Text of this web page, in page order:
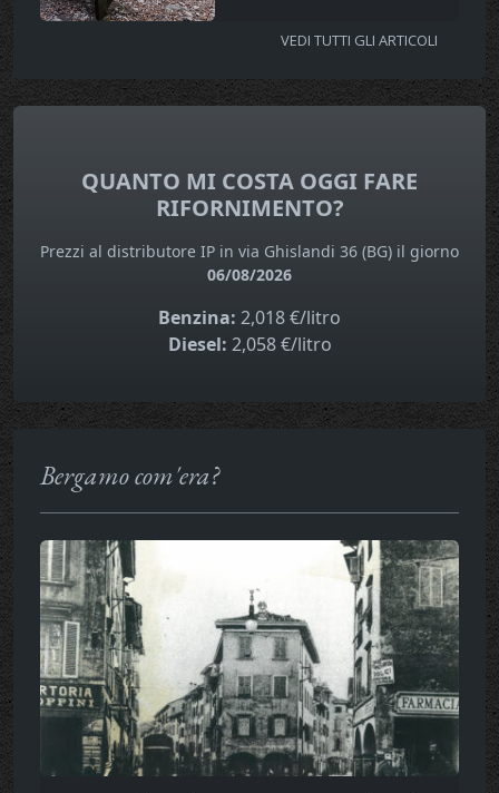
VEDI TUTTI GLI ARTICOLI
QUANTO MI COSTA OGGI FARE
RIFORNIMENTO?
Prezzi al distributore IP in via Ghislandi 36 (BG) il giorno
06/08/2026
Benzina: 2,018 €/litro
Diesel: 2,058 €/litro
Bergamo com'era?